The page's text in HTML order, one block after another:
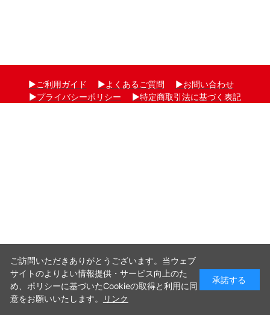
▶ご利用ガイド ▶よくあるご質問
▶お問い合わせ
▶プライバシーポリシー
▶特定商取引法に基づく表記
ご訪問いただきありがとうございます。当ウェブ
サイトのよりよい情報提供・サービス向上のた
め、ポリシーに基づいたCookieの取得と利用に同
意をお願いいたします。
リンク
承諾する